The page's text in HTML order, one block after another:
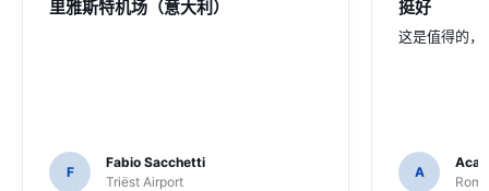
里雅斯特机场（意大利）
F
Fabio Sacchetti
Triëst Airport
挺好
这是值得的，
A